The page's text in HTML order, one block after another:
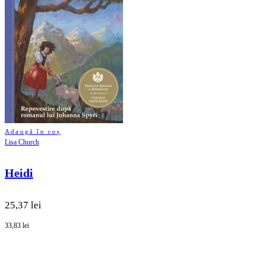
Adaugă în coș
Lisa Church
Heidi
25,37 lei
33,83 lei